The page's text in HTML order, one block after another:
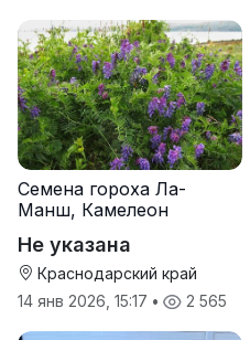
Семена гороха Ла-
Манш, Камелеон
Не указана
Краснодарский край
14 янв 2026, 15:17 • 2 565